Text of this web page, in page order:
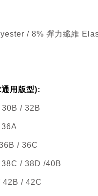
/ 8% 彈力纖維
用版型):
/ 32B
/ 36C
/ 38D /40B
/ 42C